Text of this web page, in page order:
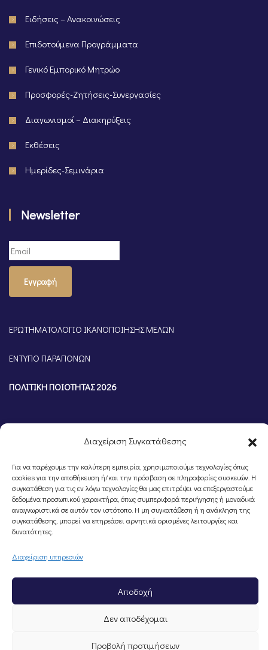
Διαχείριση Συγκατάθεσης
Για να παρέχουμε την καλύτερη εμπειρία, χρησιμοποιούμε τεχνολογίες όπως
cookies για την αποθήκευση ή/και την πρόσβαση σε πληροφορίες συσκευών. Η
συγκατάθεση για τις εν λόγω τεχνολογίες θα μας επιτρέψει να επεξεργαστούμε
δεδομένα προσωπικού χαρακτήρα, όπως συμπεριφορά περιήγησης ή μοναδικά
αναγνωριστικά σε αυτόν τον ιστότοπο. Η μη συγκατάθεση ή η ανάκληση της
συγκατάθεσης, μπορεί να επηρεάσει αρνητικά ορισμένες λειτουργίες και
δυνατότητες.
Διαχείριση υπηρεσιών
Αποδοχή
Δεν αποδέχομαι
Προβολή προτιμήσεων
Ειδήσεις – Ανακοινώσεις
Επιδοτούμενα Προγράμματα
Γενικό Εμπορικό Μητρώο
Προσφορές-Ζητήσεις-Συνεργασίες
Διαγωνισμοί – Διακηρύξεις
Εκθέσεις
Ημερίδες-Σεμινάρια
Newsletter
Εγγραφή
ΕΡΩΤΗΜΑΤΟΛΟΓΙΟ ΙΚΑΝΟΠΟΙΗΣΗΣ ΜΕΛΩΝ
ΕΝΤΥΠΟ ΠΑΡΑΠΟΝΩΝ
ΠΟΛΙΤΙΚΗ ΠΟΙΟΤΗΤΑΣ 2026
©Portal Επιμελητηρίου Ημαθίας, Powered byKnowledge A.E.